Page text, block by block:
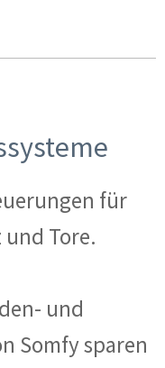
für
Tore.
und
Somfy sparen